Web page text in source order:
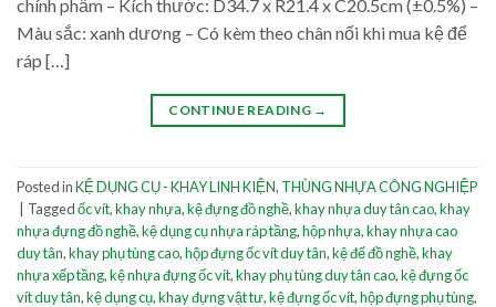
chính phẩm – Kích thước: D34.7 x R21.4 x C20.5cm (±0.5%) –
Màu sắc: xanh dương – Có kèm theo chân nối khi mua kệ để
ráp […]
CONTINUE READING →
Posted inKỆ DỤNG CỤ - KHAY LINH KIỆN, THÙNG NHỰA CÔNG NGHIỆP
Taggedốc vít,khay nhựa,kệ đựng đồ nghề,khay nhựa duy tân cao,khay
nhựa đựng đồ nghề,kệ dụng cụ nhựa ráp tầng,hộp nhựa,khay nhựa cao
duy tân,khay phụ tùng cao,hộp đựng ốc vít duy tân,kệ để đồ nghề,khay
nhựa xếp tầng,kệ nhựa đựng ốc vít,khay phụ tùng duy tân cao,kệ đựng ốc
vít duy tân,kệ dụng cụ,khay đựng vật tư,kệ đựng ốc vít,hộp đựng phụ tùng,